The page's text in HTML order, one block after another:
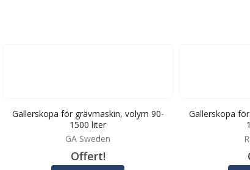
Gallerskopa för grävmaskin, volym 90-
1500 liter
GA Sweden
Offert!
Gallerskopa